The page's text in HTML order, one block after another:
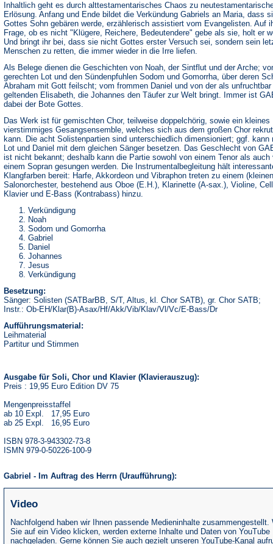
Inhaltlich geht es durch alttestamentarisches Chaos zu
Erlösung. Anfang und Ende bildet die Verkündung Gabriels an Maria, dass
Gottes Sohn gebären werde, erzählerisch assistiert vom Evangelisten. Auf
Frage, ob es nicht "Klügere, Reichere, Bedeutendere" gebe als sie, holt er
Und bringt ihr bei, dass sie nicht Gottes erster Versuch sei, sondern sein
Menschen zu retten, die immer wieder in die Irre liefen.
Als Belege dienen die Geschichten von Noah, der Sintflut und der Arche;
gerechten Lot und den Sündenpfuhlen Sodom und Gomorrha, über deren
Abraham mit Gott feilscht; vom frommen Daniel und von der als unfruchtbar
geltenden Elisabeth, die Johannes den Täufer zur Welt bringt. Immer ist
dabei der Bote Gottes.
Das Werk ist für gemischten Chor, teilweise doppelchörig, sowie ein kleines
vierstimmiges Gesangsensemble, welches sich aus dem großen Chor
kann. Die acht Solistenpartien sind unterschiedlich dimensioniert; ggf. kann
Lot und Daniel mit dem gleichen Sänger besetzen. Das Geschlecht von
ist nicht bekannt; deshalb kann die Partie sowohl von einem Tenor als auch
einem Sopran gesungen werden. Die Instrumentalbegleitung hält
Klangfarben bereit: Harfe, Akkordeon und Vibraphon treten zu einem
Salonorchester, bestehend aus Oboe (E.H.), Klarinette (A-sax.), Violine,
Klavier und E-Bass (Kontrabass) hinzu.
Verkündigung
Noah
Sodom und Gomorrha
Gabriel
Daniel
Johannes
Jesus
Verkündigung
Besetzung:
Sänger: Solisten (SATBarBB, S/T, Altus, kl. Chor SATB), gr. Chor SATB;
Instr.: Ob-EH/Klar(B)-Asax/Hf/Akk/Vib/Klav/Vl/Vc/E-Bass/Dr
Aufführungsmaterial:
Leihmaterial
Partitur und Stimmen
Ausgabe für Soli, Chor und Klavier (Klavierauszug):
Preis : 19,95 Euro Edition DV 75
Mengenpreisstaffel
ab 10 Expl. 17,95 Euro
ab 25 Expl. 16,95 Euro
ISBN 978-3-943302-73-8
ISMN 979-0-50226-100-9
Gabriel - Im Auftrag des Herrn (Uraufführung):
Video
Nachfolgend haben wir Ihnen passende Medieninhalte zusammengestellt.
Sie auf ein Video klicken, werden externe Inhalte und Daten von YouTube
nachgeladen. Gerne können Sie auch gezielt unseren YouTube-Kanal